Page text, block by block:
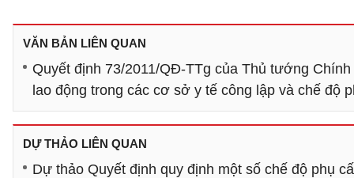
VĂN BẢN LIÊN QUAN
Quyết định 73/2011/QĐ-TTg của Thủ tướng
lao động trong các cơ sở y tế công lập và chế độ
DỰ THẢO LIÊN QUAN
Dự thảo Quyết định quy định một số chế độ phụ